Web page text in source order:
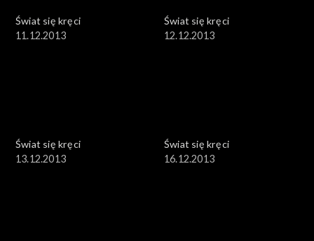
Świat się kręci
11.12.2013
Świat się kręci
12.12.2013
Świat się kręci
13.12.2013
Świat się kręci
16.12.2013